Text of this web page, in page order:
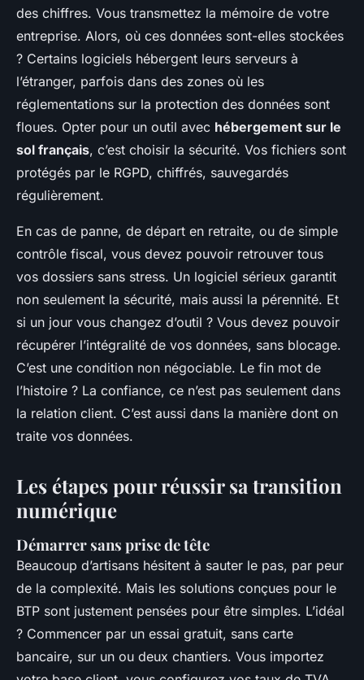
des chiffres. Vous transmettez la mémoire de votre
entreprise. Alors, où ces données sont-elles stockées
? Certains logiciels hébergent leurs serveurs à
l’étranger, parfois dans des zones où les
réglementations sur la protection des données sont
floues. Opter pour un outil avec hébergement sur le
sol français, c’est choisir la sécurité. Vos fichiers sont
protégés par le RGPD, chiffrés, sauvegardés
régulièrement.
En cas de panne, de départ en retraite, ou de simple
contrôle fiscal, vous devez pouvoir retrouver tous
vos dossiers sans stress. Un logiciel sérieux garantit
non seulement la sécurité, mais aussi la pérennité. Et
si un jour vous changez d’outil ? Vous devez pouvoir
récupérer l’intégralité de vos données, sans blocage.
C’est une condition non négociable. Le fin mot de
l’histoire ? La confiance, ce n’est pas seulement dans
la relation client. C’est aussi dans la manière dont on
traite vos données.
Les étapes pour réussir sa transition
numérique
Démarrer sans prise de tête
Beaucoup d’artisans hésitent à sauter le pas, par peur
de la complexité. Mais les solutions conçues pour le
BTP sont justement pensées pour être simples. L’idéal
? Commencer par un essai gratuit, sans carte
bancaire, sur un ou deux chantiers. Vous importez